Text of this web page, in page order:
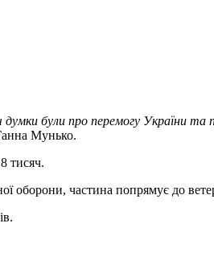
думки були про перемогу України
Мунько.
тисяч.
оборони, частина попрямує до